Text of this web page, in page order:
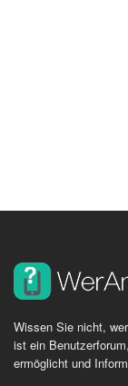
Wissen Sie nicht,
ist ein
ermöglicht und